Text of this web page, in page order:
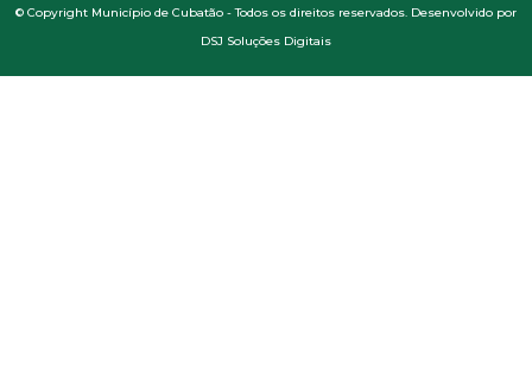
© Copyright Município de Cubatão - Todos os direitos reservados. Desenvolvido por
DSJ Soluções Digitais